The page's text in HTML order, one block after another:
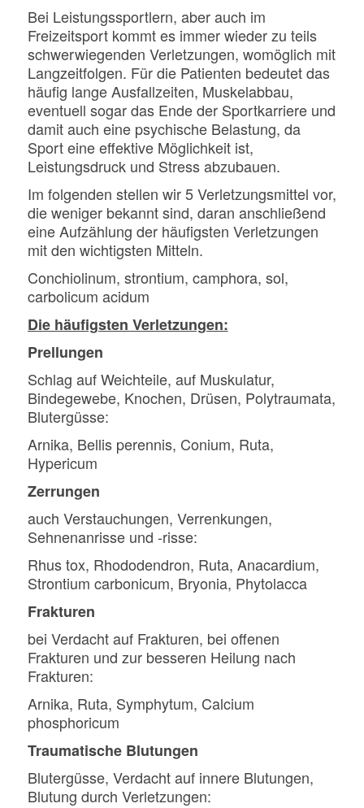
Bei Leistungssportlern, aber auch im
Freizeitsport kommt es immer wieder zu teils
schwerwiegenden Verletzungen, womöglich mit
Langzeitfolgen. Für die Patienten bedeutet das
häufig lange Ausfallzeiten, Muskelabbau,
eventuell sogar das Ende der Sportkarriere und
damit auch eine psychische Belastung, da
Sport eine effektive Möglichkeit ist,
Leistungsdruck und Stress abzubauen.
Im folgenden stellen wir 5 Verletzungsmittel vor,
die weniger bekannt sind, daran anschließend
eine Aufzählung der häufigsten Verletzungen
mit den wichtigsten Mitteln.
Conchiolinum, strontium, camphora, sol,
carbolicum acidum
Die häufigsten Verletzungen:
Prellungen
Schlag auf Weichteile, auf Muskulatur,
Bindegewebe, Knochen, Drüsen, Polytraumata,
Blutergüsse:
Arnika, Bellis perennis, Conium, Ruta,
Hypericum
Zerrungen
auch Verstauchungen, Verrenkungen,
Sehnenanrisse und -risse:
Rhus tox, Rhododendron, Ruta, Anacardium,
Strontium carbonicum, Bryonia, Phytolacca
Frakturen
bei Verdacht auf Frakturen, bei offenen
Frakturen und zur besseren Heilung nach
Frakturen:
Arnika, Ruta, Symphytum, Calcium
phosphoricum
Traumatische Blutungen
Blutergüsse, Verdacht auf innere Blutungen,
Blutung durch Verletzungen: